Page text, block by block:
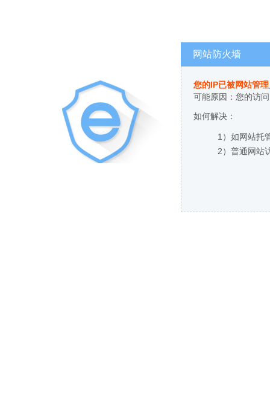
网站防火墙
您的IP已被网站管
可能原因：您的访
如何解决：
1）如网站托
2）普通网站